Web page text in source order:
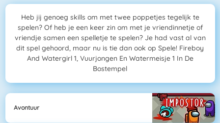
Heb jij genoeg skills om met twee poppetjes tegelijk te
spelen? Of heb je een keer zin om met je vriendinnetje of
vriendje samen een spelletje te spelen? Je had vast al van
dit spel gehoord, maar nu is tie dan ook op Spele! Fireboy
And Watergirl 1, Vuurjongen En Watermeisje 1 In De
Bostempel
Avontuur